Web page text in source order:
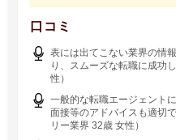
口コミ
表には出てこない業界の情
り、スムーズな転職に成功
性）
一般的な転職エージェント
面接等のアドバイスも適切
リー業界 32歳 女性）